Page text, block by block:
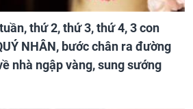
thứ 2, thứ 3, thứ 4, 3 con
NHÂN, bước chân ra đường
nhà ngập vàng, sung sướng